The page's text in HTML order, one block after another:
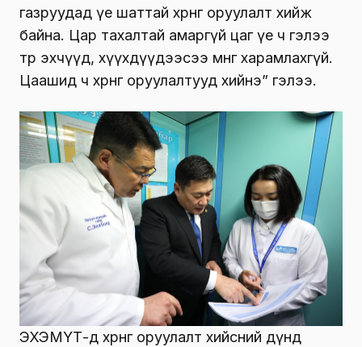
газруудад үе шаттай хөрөнгө оруулалт хийж
байна. Цар тахалтай амаргүй цаг үе ч гэлээ
төр эхчүүд, хүүхдүүдээсээ мөнгө харамлахгүй.
Цаашид ч хөрөнгө оруулалтууд хийнэ” гэлээ.
ЭХЭМҮТ-д хөрөнгө оруулалт хийсний дүнд